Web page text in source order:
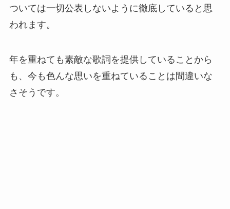
ついては一切公表しないように徹底していると思
われます。
年を重ねても素敵な歌詞を提供していることから
も、今も色んな思いを重ねていることは間違いな
さそうです。